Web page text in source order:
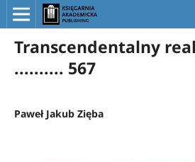
Transcendentalny
.......... 567
Paweł Jakub Zięba